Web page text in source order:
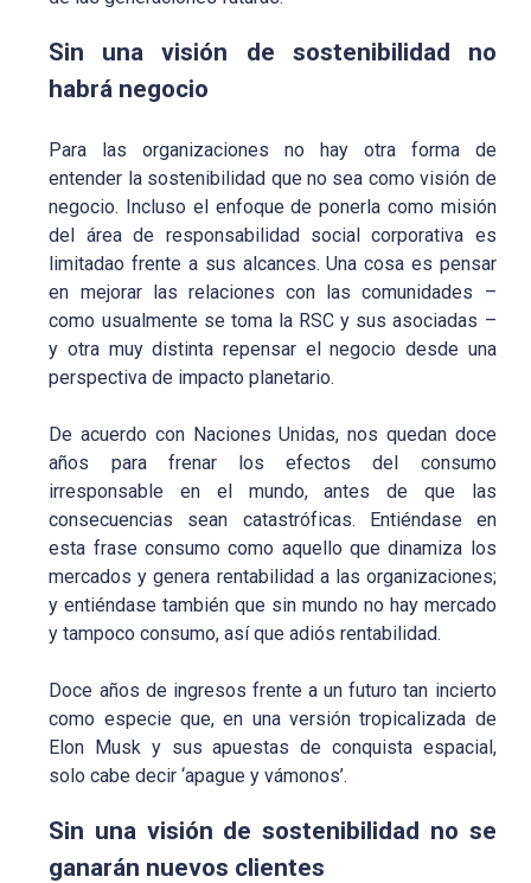
Sin una visión de sostenibilidad no
habrá negocio
Para las organizaciones no hay otra forma de
entender la sostenibilidad que no sea como visión de
negocio. Incluso el enfoque de ponerla como misión
del área de responsabilidad social corporativa es
limitadao frente a sus alcances. Una cosa es pensar
en mejorar las relaciones con las comunidades –
como usualmente se toma la RSC y sus asociadas –
y otra muy distinta repensar el negocio desde una
perspectiva de impacto planetario.
De acuerdo con Naciones Unidas, nos quedan doce
años para frenar los efectos del consumo
irresponsable en el mundo, antes de que las
consecuencias sean catastróficas. Entiéndase en
esta frase consumo como aquello que dinamiza los
mercados y genera rentabilidad a las organizaciones;
y entiéndase también que sin mundo no hay mercado
y tampoco consumo, así que adiós rentabilidad.
Doce años de ingresos frente a un futuro tan incierto
como especie que, en una versión tropicalizada de
Elon Musk y sus apuestas de conquista espacial,
solo cabe decir ‘apague y vámonos’.
Sin una visión de sostenibilidad no se
ganarán nuevos clientes